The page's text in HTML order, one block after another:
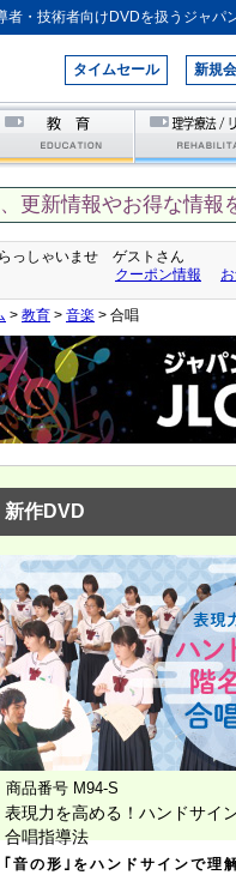
・技術者向けDVDを扱うジャパ
タイムセール 新規
新情報やお得な情報
っしゃいませ ゲストさん
クーポン情報
> 教育 > 音楽 > 合唱
新作DVD
商品番号 M94-S
表現力を高める！ハンドサイ
合唱指導法
｢音の形｣をハンドサインで理